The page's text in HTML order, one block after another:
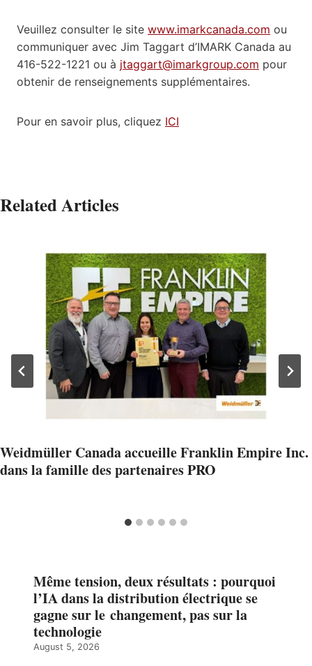
Veuillez consulter le site www.imarkcanada.com ou
communiquer avec Jim Taggart d’IMARK Canada au
416-522-1221 ou à jtaggart@imarkgroup.com pour
obtenir de renseignements supplémentaires.
Pour en savoir plus, cliquez ICI
Related Articles
Weidmüller Canada accueille Franklin Empire Inc.
dans la famille des partenaires PRO
Même tension, deux résultats : pourquoi
l’IA dans la distribution électrique se
gagne sur le changement, pas sur la
technologie
August 5, 2026